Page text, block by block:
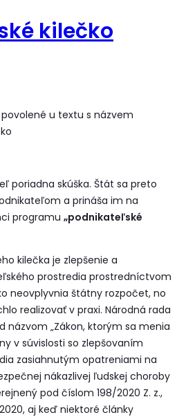
kilečko
u textu s názvem
poriadna skúška. Štát sa preto
a prináša im na
programu „podnikateľské
kilečka je zlepšenie a
prostredia prostredníctvom
neovplyvnia štátny rozpočet, no
realizovať v praxi. Národná rada
názvom „Zákon, ktorým sa menia
v súvislosti so zlepšovaním
zasiahnutým opatreniami na
nákazlivej ľudskej choroby
pod číslom 198/2020 Z. z.,
aj keď niektoré články